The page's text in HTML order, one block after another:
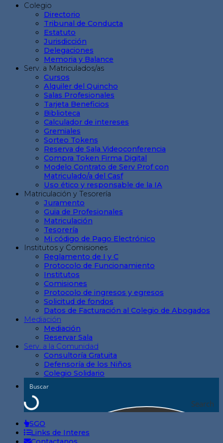
Colegio
Directorio
Tribunal de Conducta
Estatuto
Jurisdicción
Delegaciones
Memoria y Balance
Serv. a Matriculados/as
Cursos
Alquiler del Quincho
Salas Profesionales
Tarjeta Beneficios
Biblioteca
Calculador de intereses
Gremiales
Sorteo Tokens
Reserva de Sala Videoconferencia
Compra Token Firma Digital
Modelo Contrato de Serv Prof con
Matriculado/a del Casf
Uso ético y responsable de la IA
Matriculación y Tesorería
Juramento
Guia de Profesionales
Matriculación
Tesorería
Mi código de Pago Electrónico
Institutos y Comisiones
Reglamento de I y C
Protocolo de Funcionamiento
Institutos
Comisiones
Protocolo de ingresos y egresos
Solicitud de fondos
Datos de Facturación al Colegio de Abogados
Mediación
Mediación
Reservar Sala
Serv. a la Comunidad
Consultoría Gratuita
Defensoría de los Niños
Colegio Solidario
Search
SGO
Links de Interes